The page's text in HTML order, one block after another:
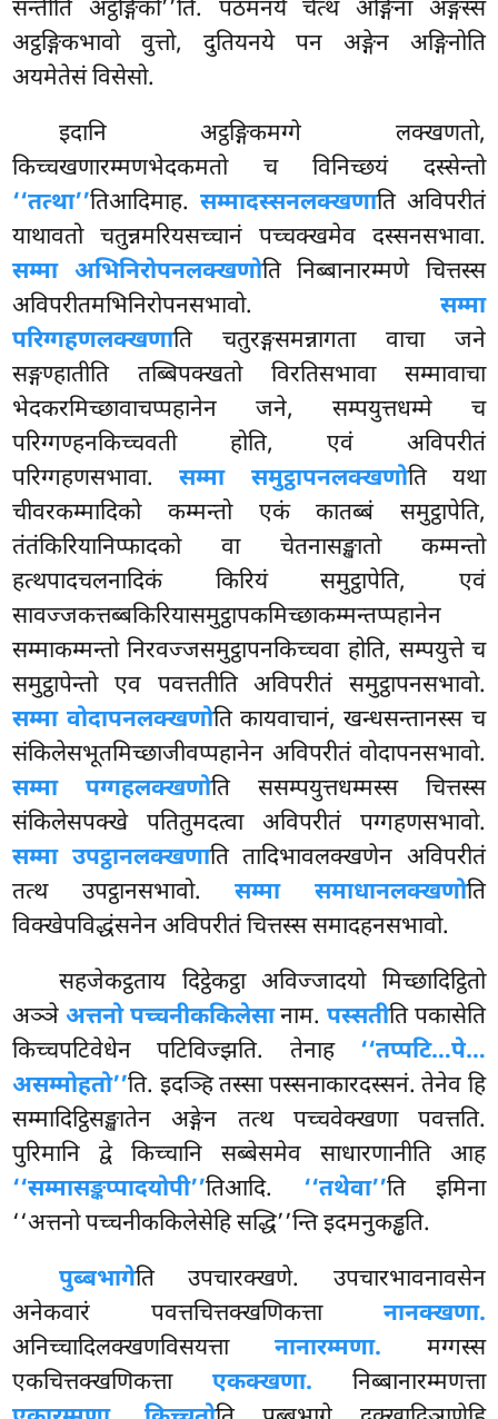
सन्तीति अट्ठङ्गिको’’ति. पठमनये चेत्थ अङ्गिना अङ्गस्स
अट्ठङ्गिकभावो वुत्तो, दुतियनये पन अङ्गेन अङ्गिनोति
अयमेतेसं विसेसो.
इदानि अट्ठङ्गिकमग्गे लक्खणतो,
किच्चखणारम्मणभेदकमतो च विनिच्छयं दस्सेन्तो
‘‘तत्था’’तिआदिमाह. सम्मादस्सनलक्खणाति अविपरीतं
याथावतो चतुन्नमरियसच्चानं पच्चक्खमेव दस्सनसभावा.
सम्मा अभिनिरोपनलक्खणोति निब्बानारम्मणे चित्तस्स
अविपरीतमभिनिरोपनसभावो. सम्मा
परिग्गहणलक्खणाति चतुरङ्गसमन्नागता वाचा जने
सङ्गण्हातीति तब्बिपक्खतो विरतिसभावा सम्मावाचा
भेदकरमिच्छावाचप्पहानेन जने, सम्पयुत्तधम्मे च
परिग्गण्हनकिच्चवती होति, एवं अविपरीतं
परिग्गहणसभावा.सम्मा समुट्ठापनलक्खणोति यथा
चीवरकम्मादिको कम्मन्तो एकं कातब्बं समुट्ठापेति,
तंतंकिरियानिप्फादको वा चेतनासङ्खातो कम्मन्तो
हत्थपादचलनादिकं किरियं समुट्ठापेति, एवं
सावज्जकत्तब्बकिरियासमुट्ठापकमिच्छाकम्मन्तप्पहानेन
सम्माकम्मन्तो निरवज्जसमुट्ठापनकिच्चवा होति, सम्पयुत्ते च
समुट्ठापेन्तो एव पवत्ततीति अविपरीतं समुट्ठापनसभावो.
सम्मा वोदापनलक्खणोति कायवाचानं, खन्धसन्तानस्स च
संकिलेसभूतमिच्छाजीवप्पहानेन अविपरीतं वोदापनसभावो.
सम्मा पग्गहलक्खणोति ससम्पयुत्तधम्मस्स चित्तस्स
संकिलेसपक्खे पतितुमदत्वा अविपरीतं पग्गहणसभावो.
सम्मा उपट्ठानलक्खणाति तादिभावलक्खणेन अविपरीतं
तत्थ उपट्ठानसभावो.सम्मा समाधानलक्खणोति
विक्खेपविद्धंसनेन अविपरीतं चित्तस्स समादहनसभावो.
सहजेकट्ठताय दिट्ठेकट्ठा अविज्जादयो मिच्छादिट्ठितो
अञ्ञे अत्तनो पच्चनीककिलेसानाम.पस्सतीति पकासेति
किच्चपटिवेधेन पटिविज्झति. तेनाह ‘‘तप्पटि…पे…
असम्मोहतो’’ति. इदञ्हि तस्सा पस्सनाकारदस्सनं. तेनेव हि
सम्मादिट्ठिसङ्खातेन अङ्गेन तत्थ पच्चवेक्खणा पवत्तति.
पुरिमानि द्वे किच्चानि सब्बेसमेव साधारणानीति आह
‘‘सम्मासङ्कप्पादयोपी’’तिआदि. ‘‘तथेवा’’ति इमिना
‘‘अत्तनो पच्चनीककिलेसेहि सद्धि’’न्ति इदमनुकड्ढति.
पुब्बभागेतिउपचारक्खणे. उपचारभावनावसेन
अनेकवारं पवत्तचित्तक्खणिकत्ता नानक्खणा.
अनिच्चादिलक्खणविसयत्ता नानारम्मणा. मग्गस्स
एकचित्तक्खणिकत्ता एकक्खणा. निब्बानारम्मणत्ता